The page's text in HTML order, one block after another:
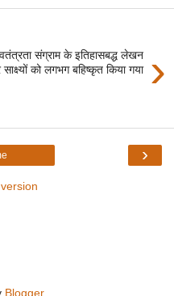
›
संग्राम के इतिहासबद्ध लेखन
को लगभग बहिष्कृत किया गया
›
Blogger.